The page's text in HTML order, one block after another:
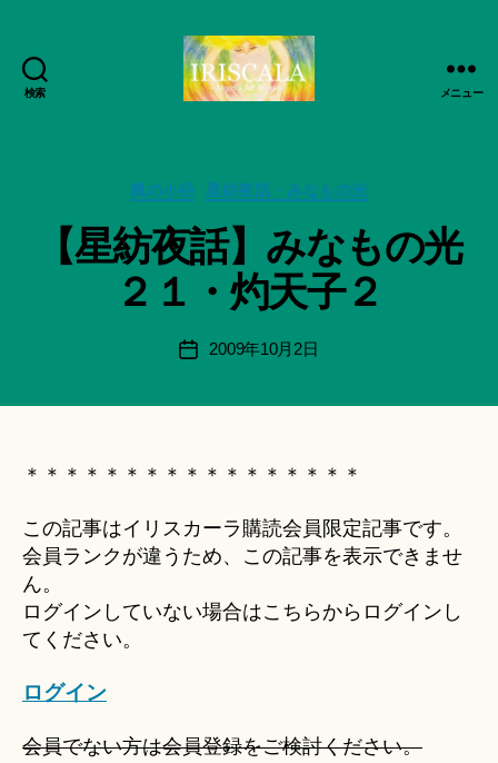
検索
日
動
記
録・
品
IRISCALA
メニュー
カ
リ
ー
風の小径 星紡夜話・みなもの光
【星紡夜話】みなもの光
２１・灼天子２
投
稿
:
智
日
月
＊
a
ki
＊
投
2009年10月2日
＊＊＊＊＊＊＊＊＊＊＊＊＊＊＊＊＊
この記事はイリスカーラ購読会員限定記事です。
会員ランクが違うため、この記事を表示できませ
ん。
ログインしていない場合はこちらからログインし
てください。
ログイン
会員でない方は会員登録をご検討ください。